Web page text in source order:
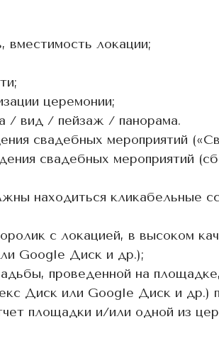
локации;
церемонии;
/ вид / пейзаж / панорама.
свадебных мероприятий
свадебных мероприятий
находиться кликабельные
с локацией, в высоком
Google Диск и др.);
проведенной на
Диск или Google Диск и др.)
площадки и/или одной из